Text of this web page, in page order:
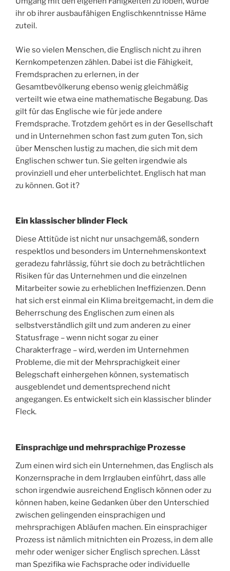
ihr ob ihrer ausbaufähigen Englischkenntnisse Häme
zuteil.
Wie so vielen Menschen, die Englisch nicht zu ihren
Kernkompetenzen zählen. Dabei ist die Fähigkeit,
Fremdsprachen zu erlernen, in der
Gesamtbevölkerung ebenso wenig gleichmäßig
verteilt wie etwa eine mathematische Begabung. Das
gilt für das Englische wie für jede andere
Fremdsprache. Trotzdem gehört es in der Gesellschaft
und in Unternehmen schon fast zum guten Ton, sich
über Menschen lustig zu machen, die sich mit dem
Englischen schwer tun. Sie gelten irgendwie als
provinziell und eher unterbelichtet. Englisch hat man
zu können. Got it?
Ein klassischer blinder Fleck
Diese Attitüde ist nicht nur unsachgemäß, sondern
respektlos und besonders im Unternehmenskontext
geradezu fahrlässig, führt sie doch zu beträchtlichen
Risiken für das Unternehmen und die einzelnen
Mitarbeiter sowie zu erheblichen Ineffizienzen. Denn
hat sich erst einmal ein Klima breitgemacht, in dem die
Beherrschung des Englischen zum einen als
selbstverständlich gilt und zum anderen zu einer
Statusfrage – wenn nicht sogar zu einer
Charakterfrage – wird, werden im Unternehmen
Probleme, die mit der Mehrsprachigkeit einer
Belegschaft einhergehen können, systematisch
ausgeblendet und dementsprechend nicht
angegangen. Es entwickelt sich ein klassischer blinder
Fleck.
Einsprachige und mehrsprachige Prozesse
Zum einen wird sich ein Unternehmen, das Englisch als
Konzernsprache in dem Irrglauben einführt, dass alle
schon irgendwie ausreichend Englisch können oder zu
können haben, keine Gedanken über den Unterschied
zwischen gelingenden einsprachigen und
mehrsprachigen Abläufen machen. Ein einsprachiger
Prozess ist nämlich mitnichten ein Prozess, in dem alle
mehr oder weniger sicher Englisch sprechen. Lässt
man Spezifika wie Fachsprache oder individuelle